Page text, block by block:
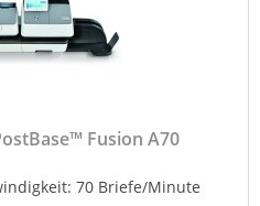
Fusion A70
70 Briefe/Minute